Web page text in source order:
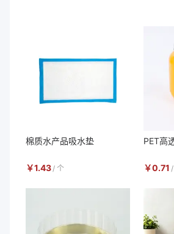
棉质水产品吸水垫
￥1.43 / 个
PET高
￥0.71 /